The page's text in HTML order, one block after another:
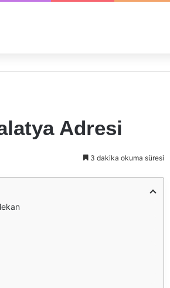
Adresi
3 dakika okuma süresi